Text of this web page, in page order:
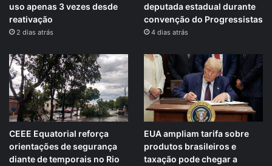
uso apenas 3 vezes desde
reativação
2 dias atrás
deputada estadual durante
convenção do Progressistas
4 dias atrás
CEEE Equatorial reforça
orientações de segurança
diante de temporais no Rio
EUA ampliam tarifa sobre
produtos brasileiros e
taxação pode chegar a